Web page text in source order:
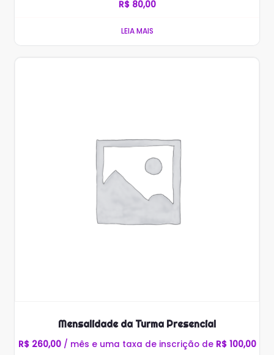
R$80,00
LEIA MAIS
Mensalidade da Turma Presencial
R$260,00 / mês e uma taxa de inscrição de R$100,00